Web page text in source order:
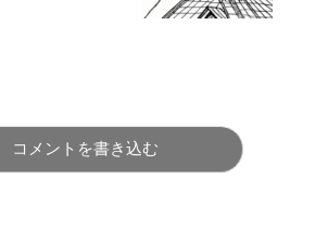
コメントを書き込む